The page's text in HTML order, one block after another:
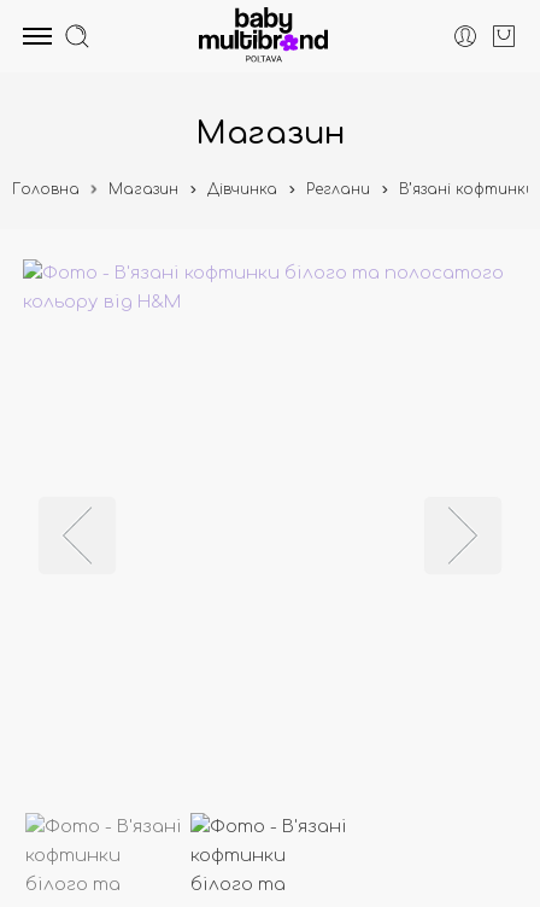
Магазин
Головна Магазин Дівчинка Реглани В’язані